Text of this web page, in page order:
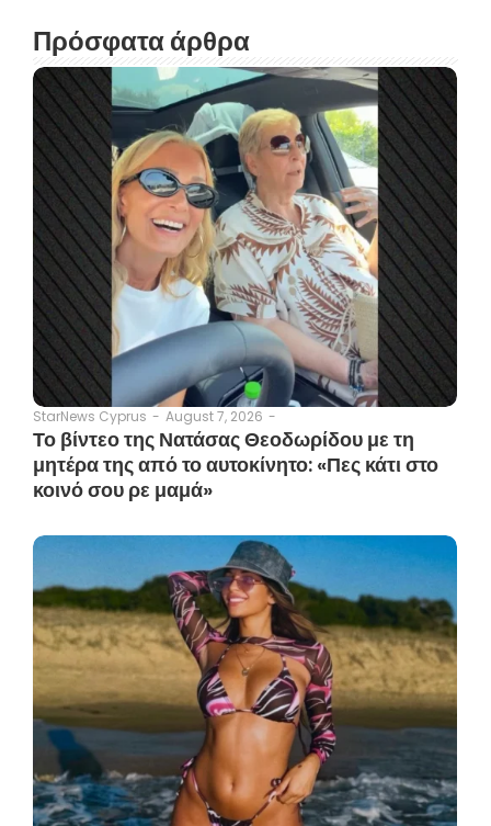
Πρόσφατα άρθρα
StarNews Cyprus - August 7, 2026 -
Το βίντεο της Νατάσας Θεοδωρίδου με τη
μητέρα της από το αυτοκίνητο: «Πες κάτι στο
κοινό σου ρε μαμά»